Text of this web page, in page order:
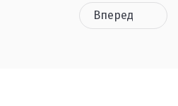
Вперед